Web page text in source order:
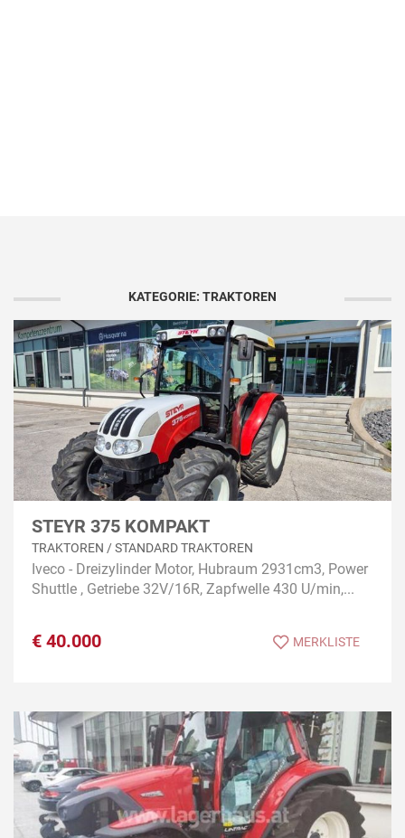
KATEGORIE: TRAKTOREN
STEYR 375 KOMPAKT
TRAKTOREN / STANDARD TRAKTOREN
Iveco - Dreizylinder Motor, Hubraum 2931cm3, Power
Shuttle , Getriebe 32V/16R, Zapfwelle 430 U/min,...
€ 40.000 MERKLISTE